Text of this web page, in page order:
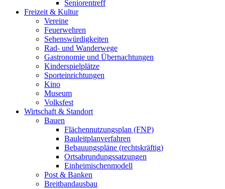
Seniorentreff
Freizeit & Kultur
Vereine
Feuerwehren
Sehenswürdigkeiten
Rad- und Wanderwege
Gastronomie und Übernachtungen
Kinderspielplätze
Sporteinrichtungen
Kino
Museum
Volksfest
Wirtschaft & Standort
Bauen
Flächennutzungsplan (FNP)
Bauleitplanverfahren
Bebauungspläne (rechtskräftig)
Ortsabrundungssatzungen
Einheimischenmodell
Post & Banken
Breitbandausbau